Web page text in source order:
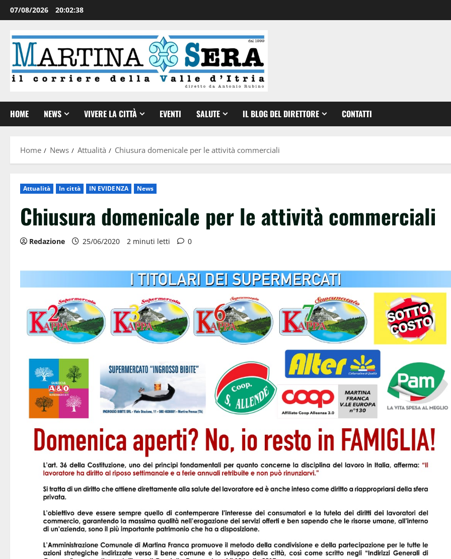
07/08/2026 20:02:39
HOME NEWS VIVERE LA CITTÀ EVENTI SALUTE IL BLOG DEL DIRETTORE CONTATTI
Home News Attualità Chiusura domenicale per le attività commerciali
Attualità In città IN EVIDENZA News
Chiusura domenicale per le attività commerciali
Redazione 25/06/2020 2 minuti letti 0